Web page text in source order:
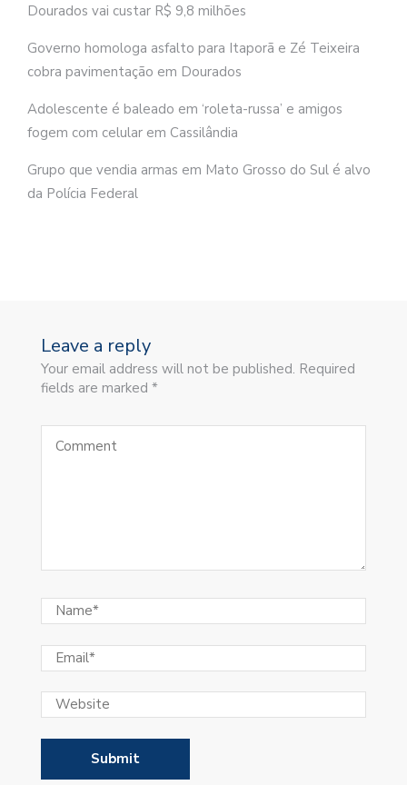
Dourados vai custar R$ 9,8 milhões
Governo homologa asfalto para Itaporã e Zé Teixeira
cobra pavimentação em Dourados
Adolescente é baleado em ‘roleta-russa’ e amigos
fogem com celular em Cassilândia
Grupo que vendia armas em Mato Grosso do Sul é alvo
da Polícia Federal
Leave a reply
Your email address will not be published. Required
fields are marked *